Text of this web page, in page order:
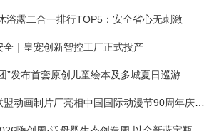
浴露二合一排行TOP5：安全省心无刺激
全｜皇宠创新智控工厂正式投产
”发布首套原创儿童绘本及多城夏日巡游
俄罗斯动画巨头联盟动画制片厂亮相中国国际动漫节90周年庆开启中国之旅新篇章